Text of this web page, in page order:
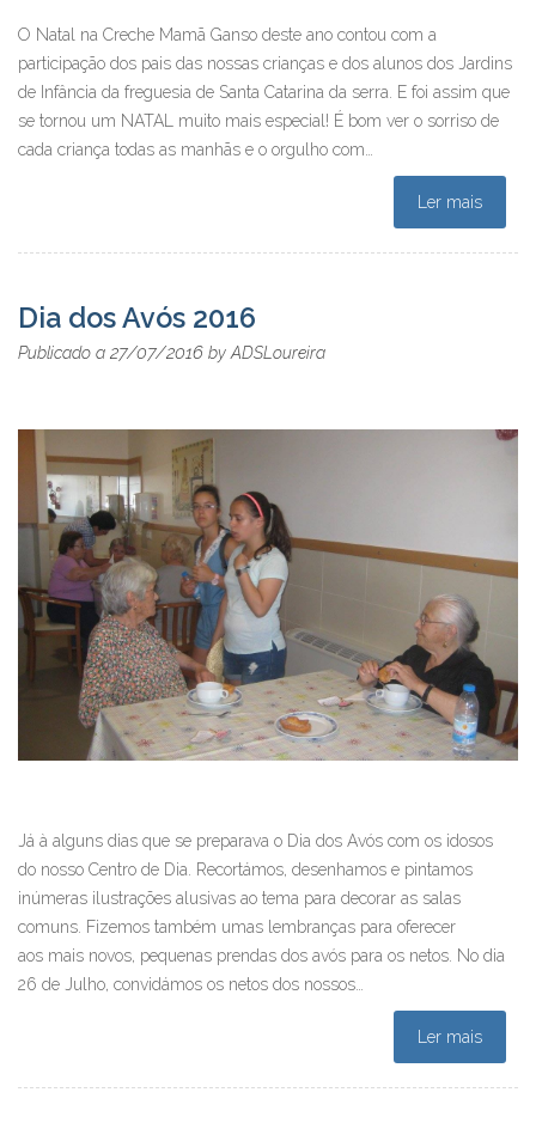
O Natal na Creche Mamã Ganso deste ano contou com a
participação dos pais das nossas crianças e dos alunos dos Jardins
de Infância da freguesia de Santa Catarina da serra. E foi assim que
se tornou um NATAL muito mais especial! É bom ver o sorriso de
cada criança todas as manhãs e o orgulho com…
Ler mais
Dia dos Avós 2016
Publicado a 27/07/2016 by ADSLoureira
Já à alguns dias que se preparava o Dia dos Avós com os idosos
do nosso Centro de Dia. Recortámos, desenhamos e pintamos
inúmeras ilustrações alusivas ao tema para decorar as salas
comuns. Fizemos também umas lembranças para oferecer
aos mais novos, pequenas prendas dos avós para os netos. No dia
26 de Julho, convidámos os netos dos nossos…
Ler mais